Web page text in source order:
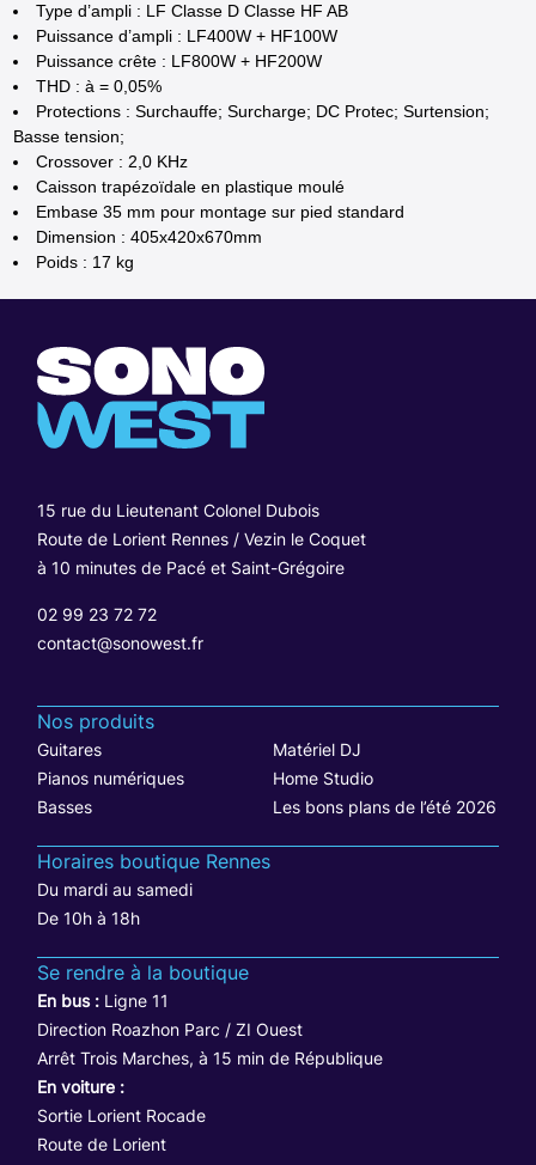
Type d’ampli : LF Classe D Classe HF AB
Puissance d’ampli : LF400W + HF100W
Puissance crête : LF800W + HF200W
THD : à = 0,05%
Protections : Surchauffe; Surcharge; DC Protec; Surtension;
Basse tension;
Crossover : 2,0 KHz
Caisson trapézoïdale en plastique moulé
Embase 35 mm pour montage sur pied standard
Dimension : 405x420x670mm
Poids : 17 kg
15 rue du Lieutenant Colonel Dubois
Route de Lorient Rennes / Vezin le Coquet
à 10 minutes de Pacé et Saint-Grégoire
02 99 23 72 72
contact@sonowest.fr
Nos produits
Guitares
Matériel DJ
Pianos numériques
Home Studio
Basses
Les bons plans de l’été 2026
Horaires boutique Rennes
Du mardi au samedi
De 10h à 18h
Se rendre à la boutique
En bus : Ligne 11
Direction Roazhon Parc / ZI Ouest
Arrêt Trois Marches, à 15 min de République
En voiture :
Sortie Lorient Rocade
Route de Lorient